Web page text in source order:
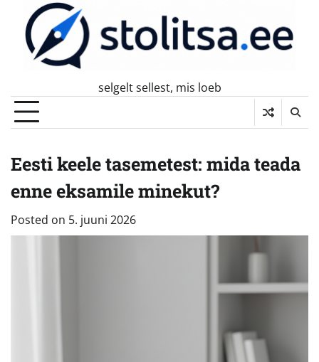
content
selgelt sellest, mis loeb
Eesti keele tasemetest: mida teada
enne eksamile minekut?
Posted on 5. juuni 2026